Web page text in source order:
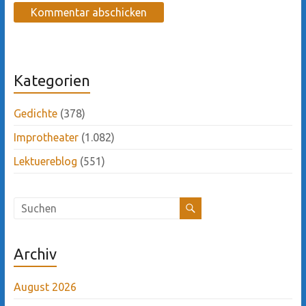
Kategorien
Gedichte(378)
Improtheater(1.082)
Lektuereblog (551)
Archiv
August 2026